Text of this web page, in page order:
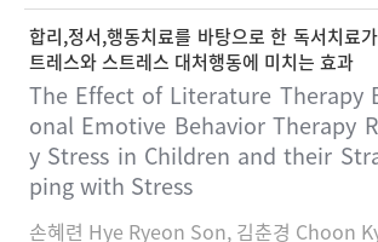
합리,정서,행동치료를 바탕으로 한 독서치료
트레스와 스트레스 대처행동에 미치는 효과
The Effect of Literature Therapy
onal Emotive Behavior Therapy
y Stress in Children and their
ping with Stress
손혜련 Hye Ryeon Son, 김춘경 Choon